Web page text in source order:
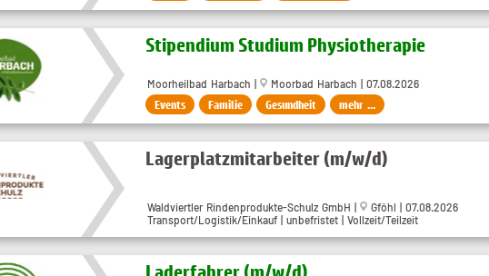
Stipendium Studium Physiotherapie
Moorheilbad Harbach | Moorbad Harbach | 07.08.2026
Events Familie Gesundheit mehr ...
Lagerplatzmitarbeiter (m/w/d)
Waldviertler Rindenprodukte-Schulz GmbH |
Gföhl | 07.08.2026
Transport/Logistik/Einkauf | unbefristet | Vollzeit/Teilzeit
Laderfahrer (m​/w​/d)